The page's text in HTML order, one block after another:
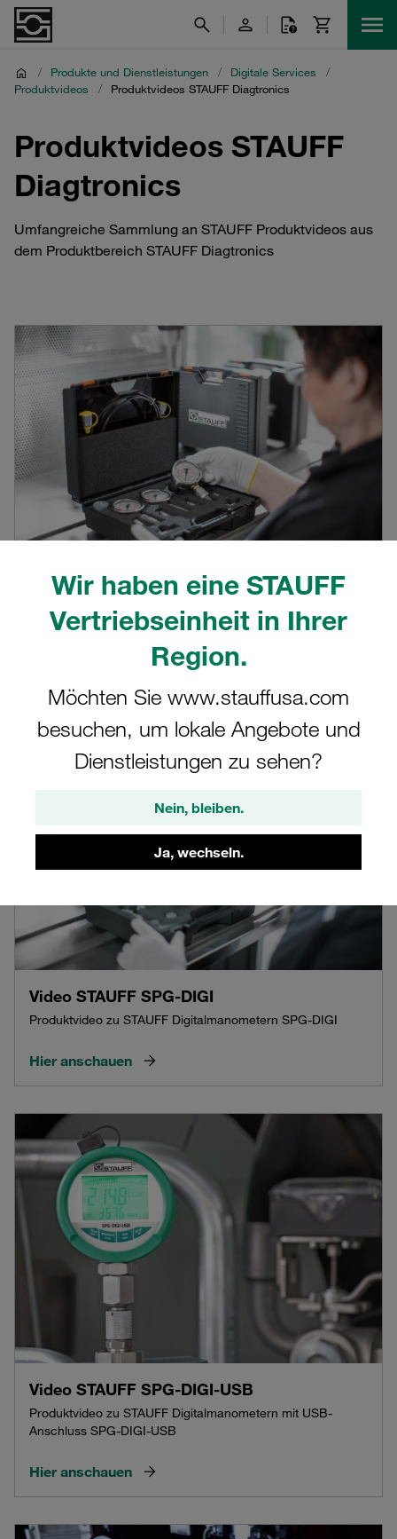
Wir haben eine STAUFF
Vertriebseinheit in Ihrer
Region.
Möchten Sie www.stauffusa.com
besuchen, um lokale Angebote und
Dienstleistungen zu sehen?
Nein, bleiben.
Ja, wechseln.
/ Produkte und Dienstleistungen / Digitale Services
/
Produktvideos
/ Produktvideos STAUFF Diagtronics
Produktvideos STAUFF
Diagtronics
Umfangreiche Sammlung an STAUFF Produktvideos aus
dem Produktbereich STAUFF Diagtronics
Produktvideo zu STAUFF Manometern SPG
Video STAUFF SPG-DIGI
Produktvideo zu STAUFF Digitalmanometern SPG-DIGI
Hier anschauen
Video STAUFF SPG-DIGI-USB
Produktvideo zu STAUFF Digitalmanometern mit USB-
Anschluss SPG-DIGI-USB
Hier anschauen